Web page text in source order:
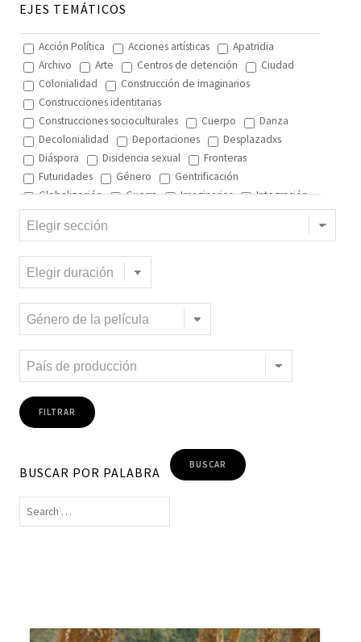
EJES TEMÁTICOS
Acción Política Acciones artísticas
Apatridia
Archivo
Arte Centros de detención
Ciudad
Colonialidad
Construcción de imaginarios
Construcciones identitarias
Construcciones socioculturales
Cuerpo
Danza
Decolonialidad
Deportaciones
Desplazadxs
Diáspora
Disidencia sexual
Fronteras
Futuridades
Género
Gentrificación
Globalización
Guerra Imaginarios
Integración
Interculturalidad
Interculturalidad en el arte
Interculturalidad en la música
Migración y DD.HH
Migración y globalización
Migración y Pueblos originarios
Migración y recursos naturales
Migración y salud
Movimiento
Mujeres
Niñez
Otredad
Pueblos Originarios
Racialidad
Refugiadxs y solicitantes de asilo
BUSCAR POR PALABRA